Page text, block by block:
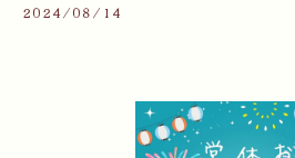
2024/08/14